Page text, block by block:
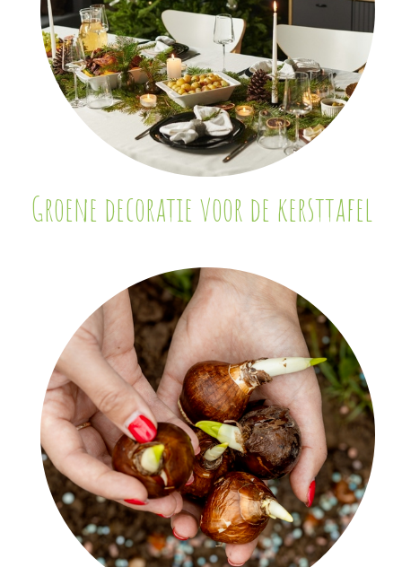
Groene decoratie voor de kersttafel